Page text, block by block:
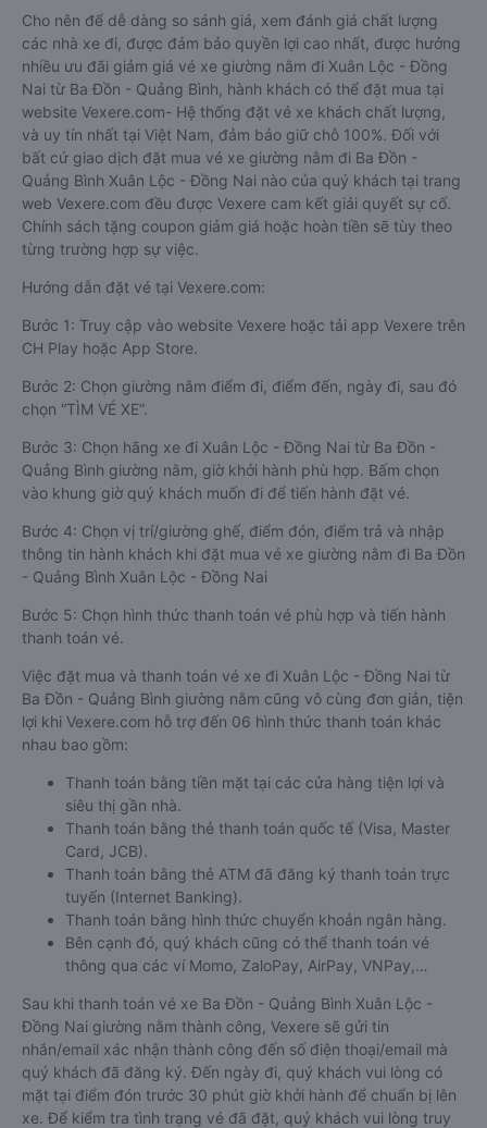
Cho nên để dễ dàng so sánh giá, xem đánh giá chất lượng
các nhà xe đi, được đảm bảo quyền lợi cao nhất, được hưởng
nhiều ưu đãi giảm giá vé xe giường nằm đi Xuân Lộc - Đồng
Nai từ Ba Đồn - Quảng Bình, hành khách có thể đặt mua tại
website Vexere.com- Hệ thống đặt vé xe khách chất lượng,
và uy tín nhất tại Việt Nam, đảm bảo giữ chỗ 100%. Đối với
bất cứ giao dịch đặt mua vé xe giường nằm đi Ba Đồn -
Quảng Bình Xuân Lộc - Đồng Nai nào của quý khách tại trang
web Vexere.com đều được Vexere cam kết giải quyết sự cố.
Chính sách tặng coupon giảm giá hoặc hoàn tiền sẽ tùy theo
từng trường hợp sự việc.
Hướng dẫn đặt vé tại Vexere.com:
Bước 1: Truy cập vào website Vexere hoặc tải app Vexere trên
CH Play hoặc App Store.
Bước 2: Chọn giường nằm điểm đi, điểm đến, ngày đi, sau đó
chọn “TÌM VÉ XE”.
Bước 3: Chọn hãng xe đi Xuân Lộc - Đồng Nai từ Ba Đồn -
Quảng Bình giường nằm, giờ khởi hành phù hợp. Bấm chọn
vào khung giờ quý khách muốn đi để tiến hành đặt vé.
Bước 4: Chọn vị trí/giường ghế, điểm đón, điểm trả và nhập
thông tin hành khách khi đặt mua vé xe giường nằm đi Ba Đồn
- Quảng Bình Xuân Lộc - Đồng Nai
Bước 5: Chọn hình thức thanh toán vé phù hợp và tiến hành
thanh toán vé.
Việc đặt mua và thanh toán vé xe đi Xuân Lộc - Đồng Nai từ
Ba Đồn - Quảng Bình giường nằm cũng vô cùng đơn giản, tiện
lợi khi Vexere.com hỗ trợ đến 06 hình thức thanh toán khác
nhau bao gồm:
Thanh toán bằng tiền mặt tại các cửa hàng tiện lợi và
siêu thị gần nhà.
Thanh toán bằng thẻ thanh toán quốc tế (Visa, Master
Card, JCB).
Thanh toán bằng thẻ ATM đã đăng ký thanh toán trực
tuyến (Internet Banking).
Thanh toán bằng hình thức chuyển khoản ngân hàng.
Bên cạnh đó, quý khách cũng có thể thanh toán vé
thông qua các ví Momo, ZaloPay, AirPay, VNPay,…
Sau khi thanh toán vé xe Ba Đồn - Quảng Bình Xuân Lộc -
Đồng Nai giường nằm thành công, Vexere sẽ gửi tin
nhắn/email xác nhận thành công đến số điện thoại/email mà
quý khách đã đăng ký. Đến ngày đi, quý khách vui lòng có
mặt tại điểm đón trước 30 phút giờ khởi hành để chuẩn bị lên
xe. Để kiểm tra tình trạng vé đã đặt, quý khách vui lòng truy